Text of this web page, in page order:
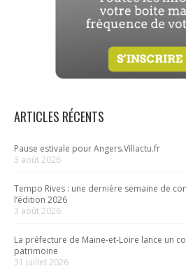
ARTICLES RÉCENTS
Pause estivale pour Angers.Villactu.fr
3 août 2026
Tempo Rives : une dernière semaine de
l’édition 2026
3 août 2026
La préfecture de Maine-et-Loire lance un
patrimoine
31 juillet 2026